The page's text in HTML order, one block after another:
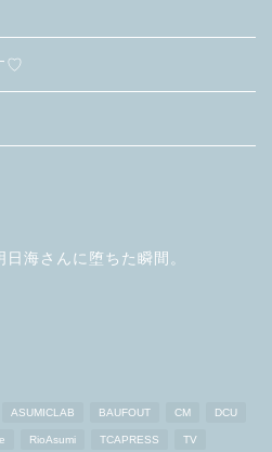
♡
日海さんに堕ちた瞬間。
ASUMICLAB BAUFOUT CM DCU
RioAsumi TCAPRESS TV